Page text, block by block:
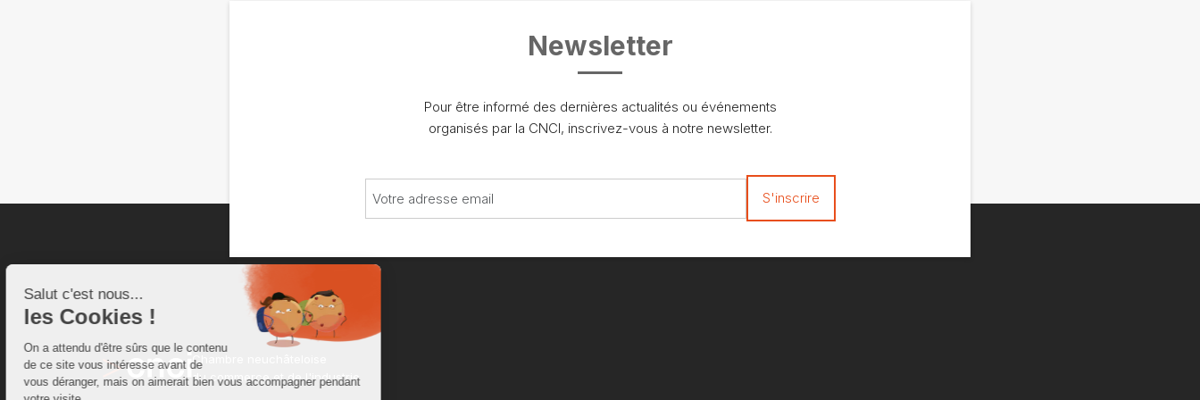
Newsletter
Pour être informé des dernières actualités ou événements
organisés par la CNCI, inscrivez-vous à notre newsletter.
Chambre neuchâteloise
du commerce et de l'industrie